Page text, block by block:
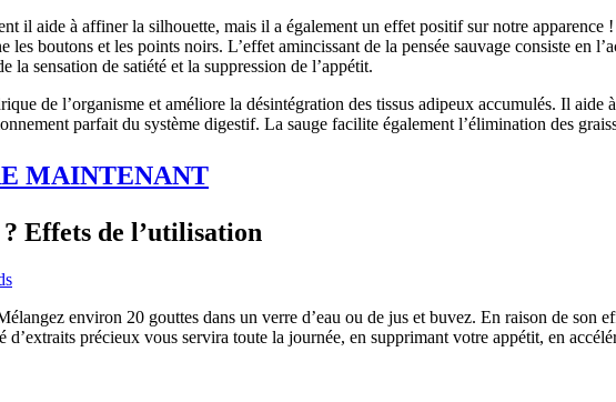
il aide à affiner la silhouette, mais il a également un effet positif sur notre
les boutons et les points noirs. L’effet amincissant de la pensée sauvage consiste en
la sensation de satiété et la suppression de l’appétit.
de l’organisme et améliore la désintégration des tissus adipeux accumulés. Il aide
parfait du système digestif. La sauge facilite également l’élimination des
MAINTENANT
Effets de l’utilisation
environ 20 gouttes dans un verre d’eau ou de jus et buvez. En raison de son
précieux vous servira toute la journée, en supprimant votre appétit, en